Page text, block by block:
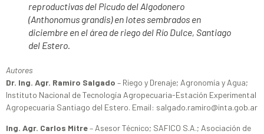
reproductivas del Picudo del Algodonero
(Anthonomus grandis) en lotes sembrados en
diciembre en el área de riego del Río Dulce, Santiago
del Estero.
Autores
Dr. Ing. Agr. Ramiro Salgado – Riego y Drenaje; Agronomía y Agua;
Instituto Nacional de Tecnología Agropecuaria-Estación Experimental
Agropecuaria Santiago del Estero. Email: salgado.ramiro@inta.gob.ar
Ing. Agr. Carlos Mitre– Asesor Técnico; SAFICO S.A.; Asociación de